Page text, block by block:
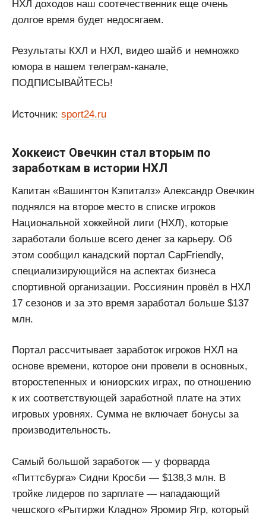
НХЛ доходов наш соотечественник еще очень
долгое время будет недосягаем.
Результаты КХЛ и НХЛ, видео шайб и немножко
юмора в нашем телеграм-канале,
ПОДПИСЫВАЙТЕСЬ!
Источник: sport24.ru
Хоккеист Овечкин стал вторым по
заработкам в истории НХЛ
Капитан «Вашингтон Кэпиталз» Александр Овечкин
поднялся на второе место в списке игроков
Национальной хоккейной лиги (НХЛ), которые
заработали больше всего денег за карьеру. Об
этом сообщил канадский портал CapFriendly,
специализирующийся на аспектах бизнеса
спортивной организации. Россиянин провёл в НХЛ
17 сезонов и за это время заработал больше $137
млн.
Портал рассчитывает заработок игроков НХЛ на
основе времени, которое они провели в основных,
второстепенных и юниорских играх, по отношению
к их соответствующей заработной плате на этих
игровых уровнях. Сумма не включает бонусы за
производительность.
Самый большой заработок — у форварда
«Питтсбурга» Сидни Кросби — $138,3 млн. В
тройке лидеров по зарплате — нападающий
чешского «Рытиржи Кладно» Яромир Ягр, который